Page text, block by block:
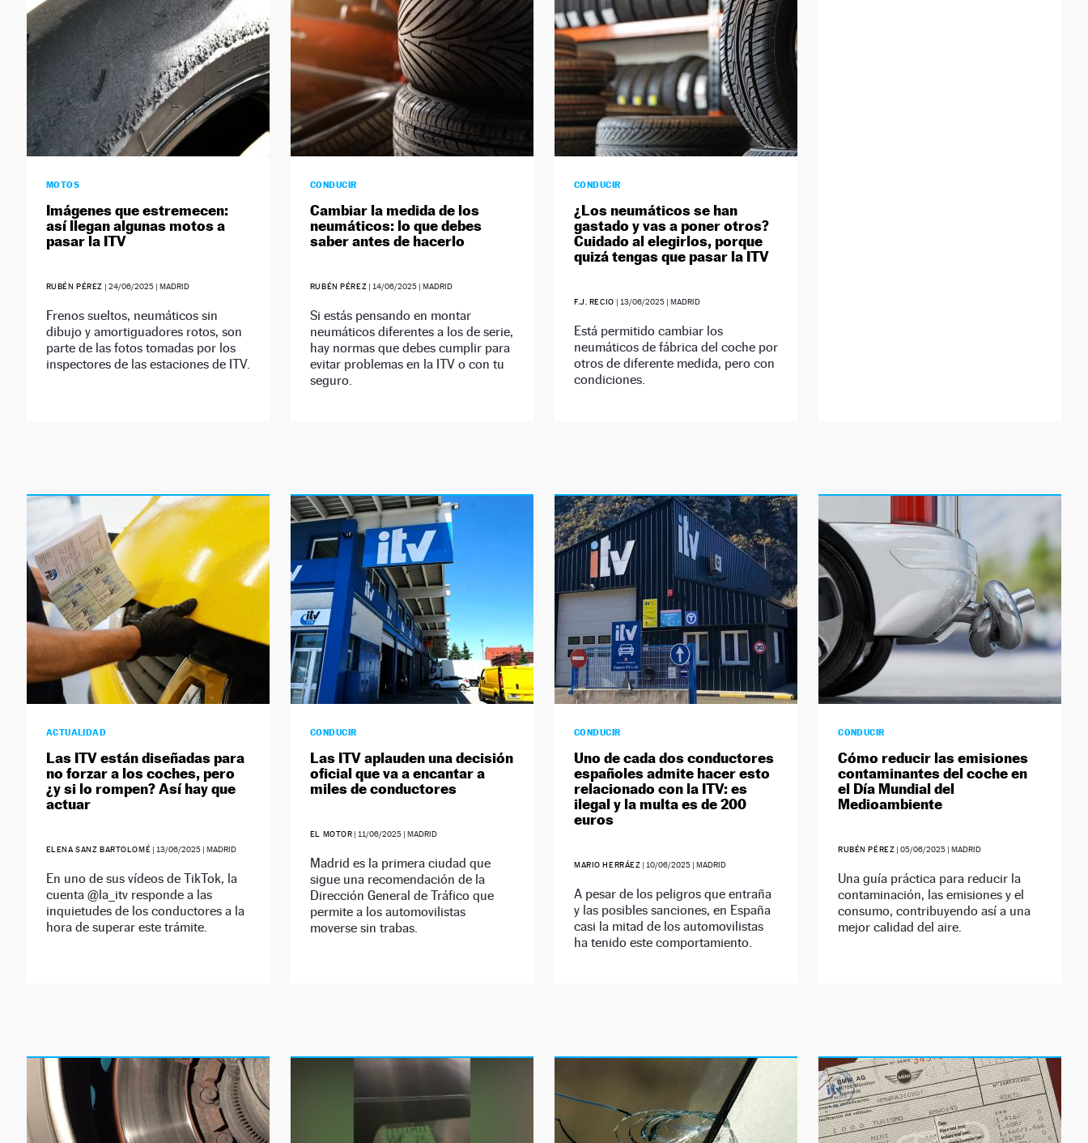
MOTOS
Imágenes que estremecen:
así llegan algunas motos a
pasar la ITV
RUBÉN PÉREZ |24/06/2025 | MADRID
Frenos sueltos, neumáticos sin
dibujo y amortiguadores rotos, son
parte de las fotos tomadas por los
inspectores de las estaciones de ITV.
CONDUCIR
Cambiar la medida de los
neumáticos: lo que debes
saber antes de hacerlo
RUBÉN PÉREZ | 14/06/2025 | MADRID
Si estás pensando en montar
neumáticos diferentes a los de serie,
hay normas que debes cumplir para
evitar problemas en la ITV o con tu
seguro.
CONDUCIR
¿Los neumáticos se han
gastado y vas a poner otros?
Cuidado al elegirlos, porque
quizá tengas que pasar la ITV
F.J. RECIO | 13/06/2025| MADRID
Está permitido cambiar los
neumáticos de fábrica del coche por
otros de diferente medida, pero con
condiciones.
ACTUALIDAD
Las ITV están diseñadas para
no forzar a los coches, pero
¿y si lo rompen? Así hay que
actuar
ELENA SANZ BARTOLOMÉ | 13/06/2025 | MADRID
En uno de sus vídeos de TikTok, la
cuenta @la_itv responde a las
inquietudes de los conductores a la
hora de superar este trámite.
CONDUCIR
Las ITV aplauden una decisión
oficial que va a encantar a
miles de conductores
EL MOTOR | 11/06/2025 | MADRID
Madrid es la primera ciudad que
sigue una recomendación de la
Dirección General de Tráfico que
permite a los automovilistas
moverse sin trabas.
CONDUCIR
Uno de cada dos conductores
españoles admite hacer esto
relacionado con la ITV: es
ilegal y la multa es de 200
euros
MARIO HERRÁEZ | 10/06/2025 | MADRID
A pesar de los peligros que entraña
y las posibles sanciones, en España
casi la mitad de los automovilistas
ha tenido este comportamiento.
CONDUCIR
Cómo reducir las emisiones
contaminantes del coche en
el Día Mundial del
Medioambiente
RUBÉN PÉREZ |05/06/2025 | MADRID
Una guía práctica para reducir la
contaminación, las emisiones y el
consumo, contribuyendo así a una
mejor calidad del aire.